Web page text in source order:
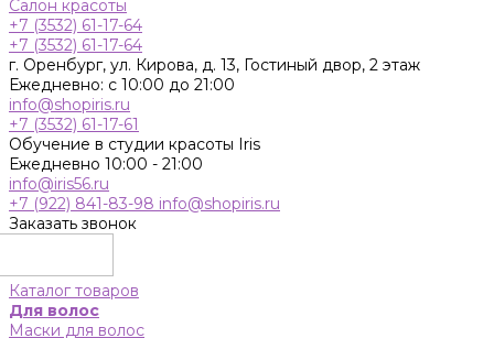
Салон красоты
+7 (3532) 61-17-64
+7 (3532) 61-17-64
г. Оренбург, ул. Кирова, д. 13, Гостиный двор, 2 этаж
Ежедневно: с 10:00 до 21:00
info@shopiris.ru
+7 (3532) 61-17-61
Обучение в студии красоты Iris
Ежедневно 10:00 - 21:00
info@iris56.ru
+7 (922) 841-83-98 info@shopiris.ru
Заказать звонок
Каталог товаров
Для волос
Маски для волос